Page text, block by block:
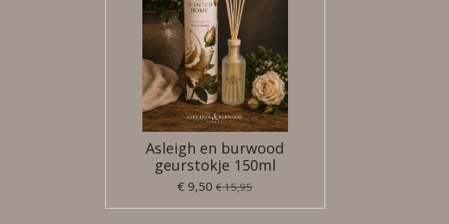
Asleigh en burwood
geurstokje 150ml
€ 9,50 € 15,95